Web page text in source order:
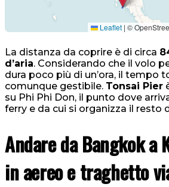
Leaflet | ©
La distanza da coprire è di circa
d’aria. Considerando che il volo
dura poco più di un’ora, il tempo
comunque gestibile. Tonsai Pier
su Phi Phi Don, il punto dove
ferry e da cui si organizza il resto
Andare da Bangkok a
in aereo e traghetto